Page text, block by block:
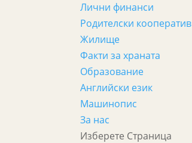
Лични финанси
Родителски кооператив
Жилище
Факти за храната
Образование
Английски език
Машинопис
За нас
Изберете Страница